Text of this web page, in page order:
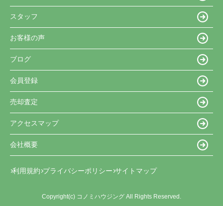
スタッフ
お客様の声
ブログ
会員登録
売却査定
アクセスマップ
会社概要
利用規約 プライバシーポリシー サイトマップ
Copyright(c) コノミハウジング All Rights Reserved.